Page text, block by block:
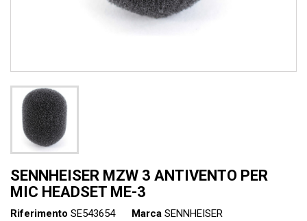
SENNHEISER MZW 3 ANTIVENTO PER
MIC HEADSET ME-3
Riferimento SE543654 Marca SENNHEISER